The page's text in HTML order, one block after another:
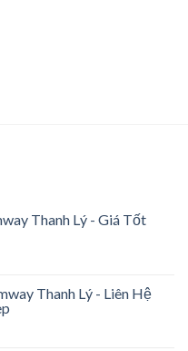
Thanh Lý - Giá Tốt
Thanh Lý - Liên Hệ